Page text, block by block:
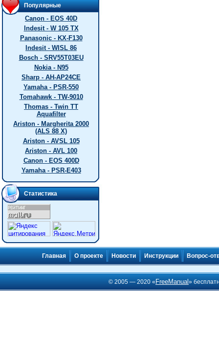
Популярные
Canon - EOS 40D
Indesit - W 105 TX
Panasonic - KX-F130
Indesit - WISL 86
Bosch - SRV55T03EU
Nokia - N95
Sharp - AH-AP24CE
Yamaha - PSR-550
Tomahawk - TW-9010
Thomas - Twin TT
Aquafilter
Ariston - Margherita 2000
(ALS 88 X)
Ariston - AVSL 105
Ariston - AVL 100
Canon - EOS 400D
Yamaha - PSR-E403
Статистика
Главная О проекте Новости Инструкции Вопрос-
© 2005 — 2020 « FreeManual»